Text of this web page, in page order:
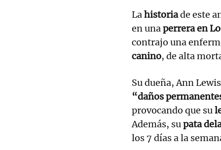
Lahistoriade este
en unaperrera en
contrajo una
canino, de alta
Su dueña, Ann
“daños
provocando que su
Además, supata
los 7 días a la